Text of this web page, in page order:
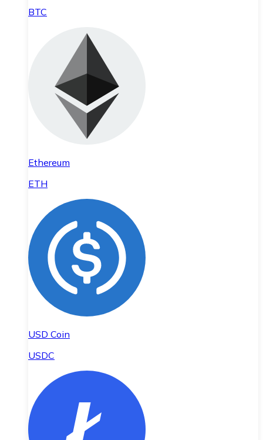
BTC
Ethereum
ETH
USD Coin
USDC